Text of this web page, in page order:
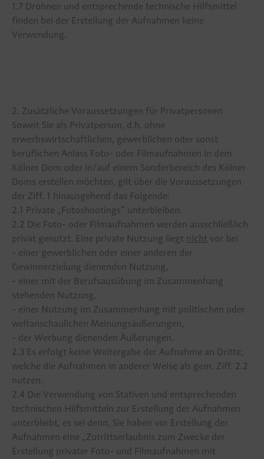
Spende Kölner Dom
Domfinanzierung
Stellenangebote
Aktuellesaus dem Dom
Ansprechpartner
der hohen Domkirche
Die Heiligen Drei Könige
Und der Kölner Dom
1.7 Drohnen und entsprechende technische Hilfsmittel
finden bei der Erstellung der Aufnahmen keine
Verwendung.
2. Zusätzliche Voraussetzungen für Privatpersonen
Soweit Sie als Privatperson, d.h. ohne
erwerbswirtschaftlichen, gewerblichen oder sonst
beruflichen Anlass Foto- oder Filmaufnahmen in dem
Kölner Dom oder in/auf einem Sonderbereich des Kölner
Doms erstellen möchten, gilt über die Voraussetzungen
der Ziff. 1 hinausgehend das Folgende:
2.1 Private „Fotoshootings“ unterbleiben.
2.2 Die Foto- oder Filmaufnahmen werden ausschließlich
privat genutzt. Eine private Nutzung liegt nicht vor bei
- einer gewerblichen oder einer anderen der
Gewinnerzielung dienenden Nutzung,
- einer mit der Berufsausübung im Zusammenhang
stehenden Nutzung,
- einer Nutzung im Zusammenhang mit politischen oder
weltanschaulichen Meinungsäußerungen,
- der Werbung dienenden Äußerungen.
2.3 Es erfolgt keine Weitergabe der Aufnahme an Dritte,
welche die Aufnahmen in anderer Weise als gem. Ziff. 2.2
nutzen.
2.4 Die Verwendung von Stativen und entsprechenden
technischen Hilfsmitteln zur Erstellung der Aufnahmen
unterbleibt, es sei denn, Sie haben vor Erstellung der
Aufnahmen eine „Zutrittserlaubnis zum Zwecke der
Erstellung privater Foto- und Filmaufnahmen mit